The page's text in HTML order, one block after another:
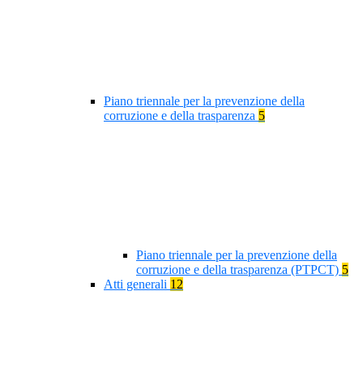
Piano triennale per la prevenzione della
corruzione e della trasparenza 5
Piano triennale per la prevenzione della
corruzione e della trasparenza (PTPCT) 5
Atti generali 12